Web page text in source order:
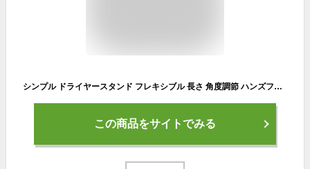
シンプル ドライヤースタンド フレキシブル 長さ 角度調節 ハンズフリー ヘアドライヤーホルダー[送料無料(一部地域を除く)]
この商品をサイトでみる